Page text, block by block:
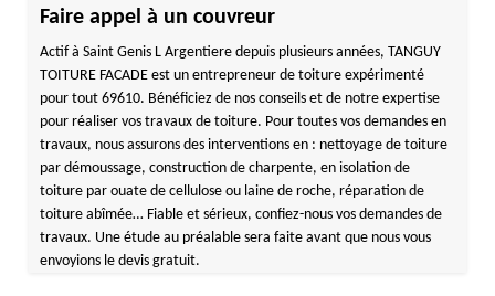
Faire appel à un couvreur
Actif à Saint Genis L Argentiere depuis plusieurs années, TANGUY
TOITURE FACADE est un entrepreneur de toiture expérimenté
pour tout 69610. Bénéficiez de nos conseils et de notre expertise
pour réaliser vos travaux de toiture. Pour toutes vos demandes en
travaux, nous assurons des interventions en : nettoyage de toiture
par démoussage, construction de charpente, en isolation de
toiture par ouate de cellulose ou laine de roche, réparation de
toiture abîmée… Fiable et sérieux, confiez-nous vos demandes de
travaux. Une étude au préalable sera faite avant que nous vous
envoyions le devis gratuit.